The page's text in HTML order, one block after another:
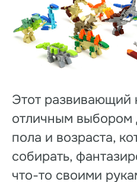
Этот развивающий
отличным выбором
пола и возраста,
собирать,
что-то своими